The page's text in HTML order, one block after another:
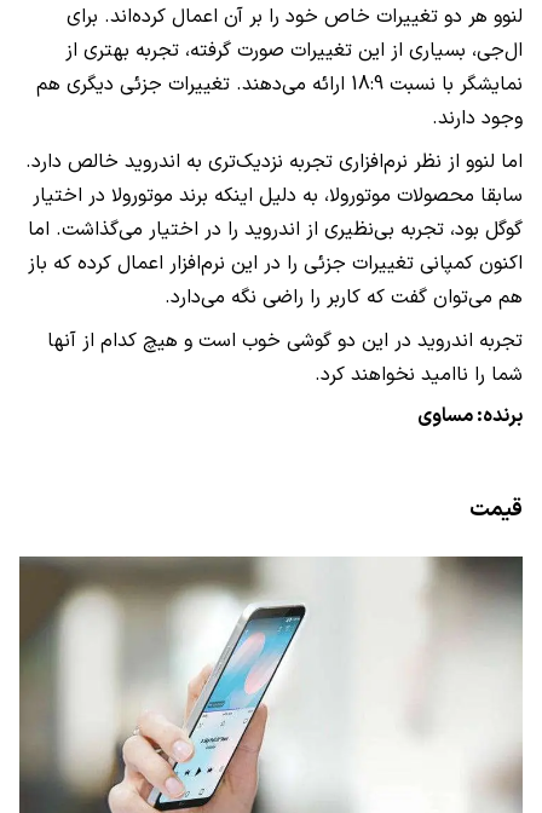
لنوو هر دو تغییرات خاص خود را بر آن اعمال کرده‌اند. برای
ال‌جی، بسیاری از این تغییرات صورت گرفته، تجربه بهتری از
نمایشگر با نسبت 18:9 ارائه می‌دهند. تغییرات جزئی دیگری هم
وجود دارند.
اما لنوو از نظر نرم‌افزاری تجربه نزدیک‌تری به اندروید خالص دارد.
سابقا محصولات موتورولا، به دلیل اینکه برند موتورولا در اختیار
گوگل بود، تجربه بی‌نظیری از اندروید را در اختیار می‌گذاشت. اما
اکنون کمپانی تغییرات جزئی را در این نرم‌افزار اعمال کرده که باز
هم می‌توان گفت که کاربر را راضی نگه می‌دارد.
تجربه اندروید در این دو گوشی خوب است و هیچ کدام از آنها
شما را ناامید نخواهند کرد.
برنده: مساوی
قیمت